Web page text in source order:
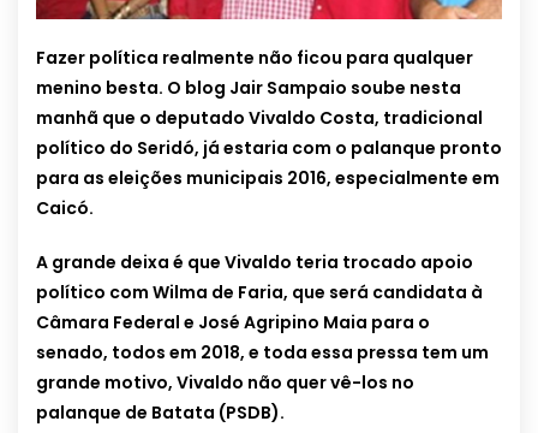
Fazer política realmente não ficou para qualquer
menino besta. O blog Jair Sampaio soube nesta
manhã que o deputado Vivaldo Costa, tradicional
político do Seridó, já estaria com o palanque pronto
para as eleições municipais 2016, especialmente em
Caicó.
A grande deixa é que Vivaldo teria trocado apoio
político com Wilma de Faria, que será candidata à
Câmara Federal e José Agripino Maia para o
senado, todos em 2018, e toda essa pressa tem um
grande motivo, Vivaldo não quer vê-los no
palanque de Batata (PSDB).